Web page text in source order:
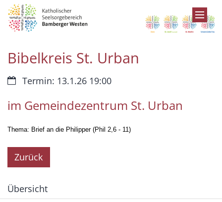
Zum Inhalt springen
Bibelkreis St. Urban
Datum:Termin: 13.1.26 19:00
im Gemeindezentrum St. Urban
Thema: Brief an die Philipper (Phil 2,6 - 11)
Zurück
Übersicht